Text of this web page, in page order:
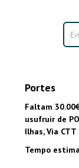
Portes
Faltam
usufruir de
Ilhas, Via
Tempo